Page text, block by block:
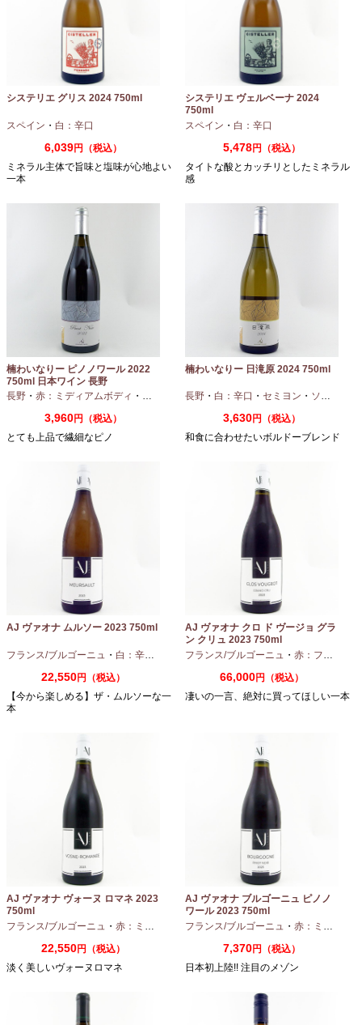
システリエ グリス 2024 750ml
スペイン ・ 白：辛口
6,039円（税込）
ミネラル主体で旨味と塩味が心地よい
一本
システリエ ヴェルベーナ 2024
750ml
スペイン ・ 白：辛口
5,478円（税込）
タイトな酸とカッチリとしたミネラル
感
楠わいなりー ピノノワール 2022
750ml 日本ワイン 長野
長野 ・ 赤：ミディアムボディ ・ ピノノワール
3,960円（税込）
とても上品で繊細なピノ
楠わいなりー 日滝原 2024 750ml
長野 ・ 白：辛口 ・ セミヨン ・ ソーヴィニオンブラン
3,630円（税込）
和食に合わせたいボルドーブレンド
AJ ヴァオナ ムルソー 2023 750ml
フランス/ブルゴーニュ ・ 白：辛口 シャルドネ
22,550円（税込）
【今から楽しめる】ザ・ムルソーな一
本
AJ ヴァオナ クロ ド ヴージョ グラ
ン クリュ 2023 750ml
フランス/ブルゴーニュ ・ 赤：フルボディ
66,000円（税込）
凄いの一言、絶対に買ってほしい一本
AJ ヴァオナ ヴォーヌ ロマネ 2023
750ml
フランス/ブルゴーニュ ・ 赤：ミディアムボディ ・ピノノワール
22,550円（税込）
淡く美しいヴォーヌロマネ
AJ ヴァオナ ブルゴーニュ ピノノ
ワール 2023 750ml
フランス/ブルゴーニュ ・ 赤：ミディアムボディ
7,370円（税込）
日本初上陸!! 注目のメゾン